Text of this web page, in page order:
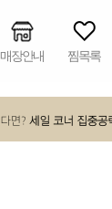
매장안내 찜목록